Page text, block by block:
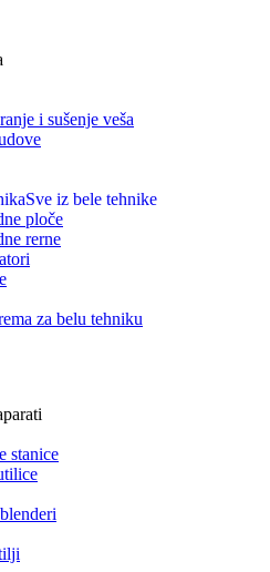
i sušenje veša
Sve iz bele tehnike
ploče
rerne
za belu tehniku
stanice